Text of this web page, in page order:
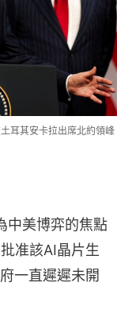
耳其安卡拉出席北約領峰
中美博弈的焦點
准該AI晶片生
一直遲遲未開